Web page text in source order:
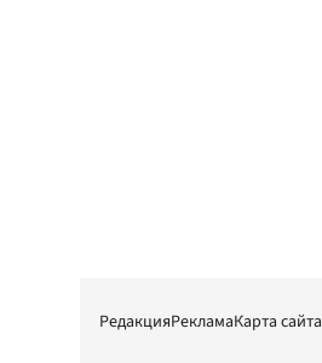
РедакцияРекламаКарта сайта